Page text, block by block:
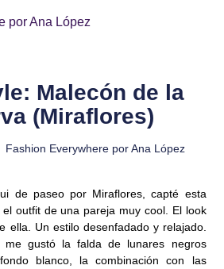
Malecón de la
(Miraflores)
Fashion Everywhere por Ana López
de paseo por Miraflores, capté esta
outfit de una pareja muy cool. El look
ella. Un estilo desenfadado y relajado.
gustó la falda de lunares negros
blanco, la combinación con las